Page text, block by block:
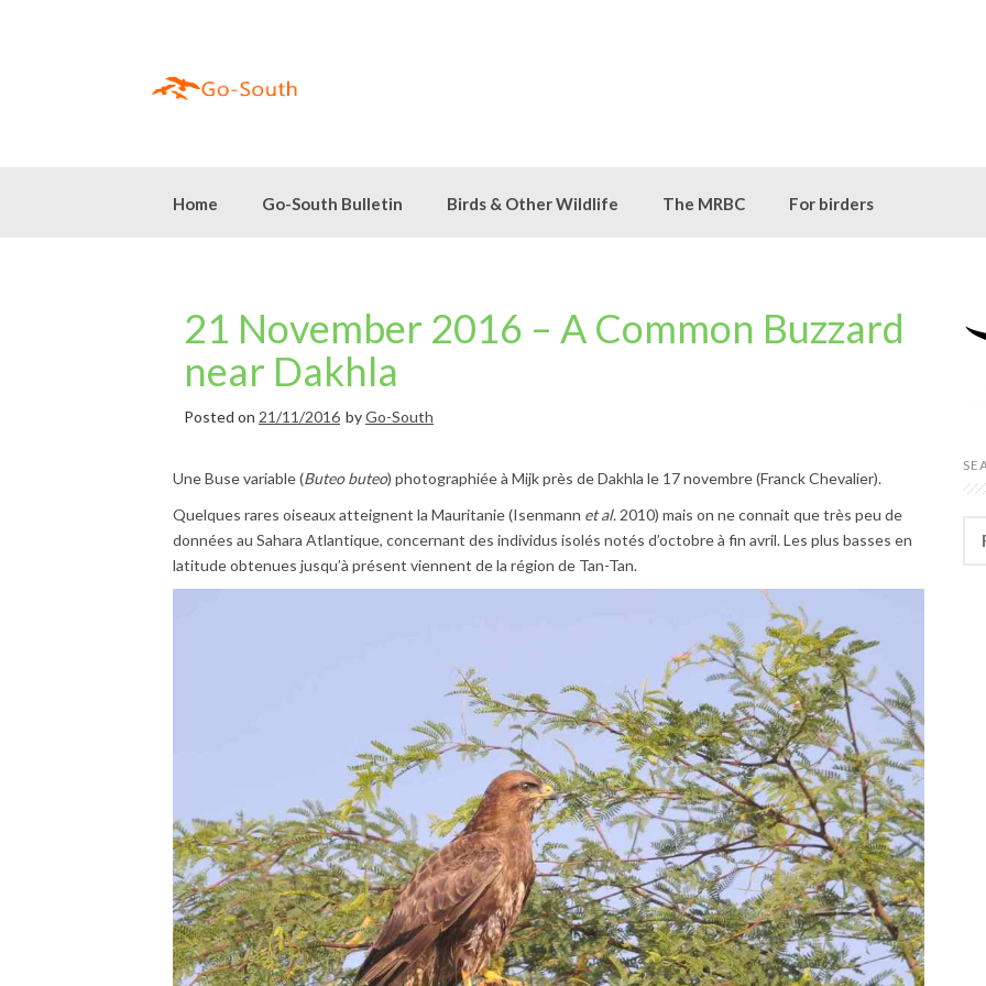
Home Go-South Bulletin Birds & Other Wildlife The MRBC For birders
21 November 2016 – A Common Buzzard
near Dakhla
Posted on 21/11/2016 byGo-South
Une Buse variable (Buteo buteo) photographiée à Mijk près de Dakhla le 17 novembre (Franck Chevalier).
Quelques rares oiseaux atteignent la Mauritanie (Isenmann et al. 2010) mais on ne connait que très peu de
données au Sahara Atlantique, concernant des individus isolés notés d’octobre à fin avril. Les plus basses en
latitude obtenues jusqu’à présent viennent de la région de Tan-Tan.